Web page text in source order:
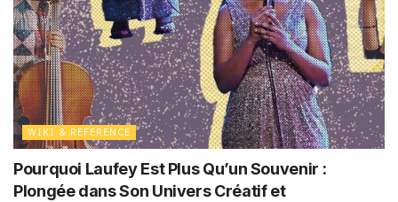
WIKI & REFERENCE
Pourquoi Laufey Est Plus Qu’un Souvenir :
Plongée dans Son Univers Créatif et